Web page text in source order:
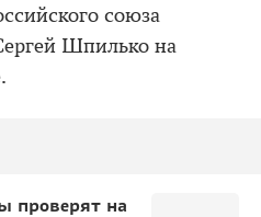
союза
Шпилько на
проверят на